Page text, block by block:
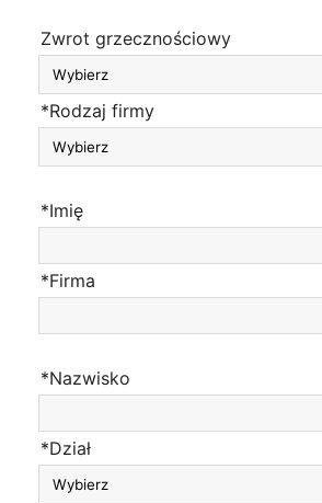
Zwrot grzecznościowy
*Rodzaj firmy
*Imię
*Firma
*Nazwisko
*Dział